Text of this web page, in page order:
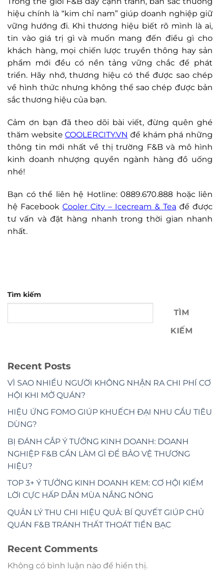
hiệu chính là “kim chỉ nam” giúp doanh nghiệp giữ
vững hướng đi. Khi thương hiệu biết rõ mình là ai,
tin vào giá trị gì và muốn mang đến điều gì cho
khách hàng, mọi chiến lược truyền thông hay sản
phẩm mới đều có nền tảng vững chắc để phát
triển. Hãy nhớ, thương hiệu có thể được sao chép
về hình thức nhưng không thể sao chép được bản
sắc thương hiệu của bạn.
Cảm ơn bạn đã theo dõi bài viết, đừng quên ghé
thăm websiteCOOLERCITY.VN để khám phá những
thông tin mới nhất về thị trường F&B và mô hình
kinh doanh nhượng quyền ngành hàng đồ uống
nhé!
Bạn có thể liên hệ Hotline: 0889.670.888 hoặc liên
hệ Facebook Cooler City – Icecream & Tea để được
tư vấn và đặt hàng nhanh trong thời gian nhanh
nhất.
Tìm kiếm
TÌM
KIẾM
Recent Posts
VÌ SAO NHIỀU NGƯỜI KHÔNG NHẬN RA CHI PHÍ CƠ
HỘI KHI MỞ QUÁN?
HIỆU ỨNG FOMO GIÚP KHUẾCH ĐẠI NHU CẦU TIÊU
DÙNG?
BỊ ĐÁNH CẮP Ý TƯỞNG KINH DOANH: DOANH
NGHIỆP F&B CẦN LÀM GÌ ĐỂ BẢO VỆ THƯƠNG
HIỆU?
TOP 3+ Ý TƯỞNG KINH DOANH KEM: CƠ HỘI KIẾM
LỜI CỰC HẤP DẪN MÙA NẮNG NÓNG
QUẢN LÝ THU CHI HIỆU QUẢ: BÍ QUYẾT GIÚP CHỦ
QUÁN F&B TRÁNH THẤT THOÁT TIỀN BẠC
Recent Comments
Không có bình luận nào để hiển thị.